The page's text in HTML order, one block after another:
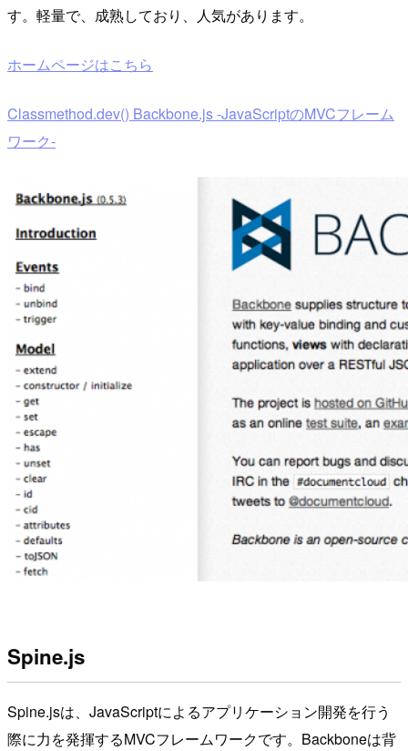
す。軽量で、成熟しており、人気があります。
ホームページはこちら
Classmethod.dev() Backbone.js -JavaScriptのMVCフレーム
ワーク-
Spine.js
Spine.jsは、JavaScriptによるアプリケーション開発を行う
際に力を発揮するMVCフレームワークです。Backboneは背